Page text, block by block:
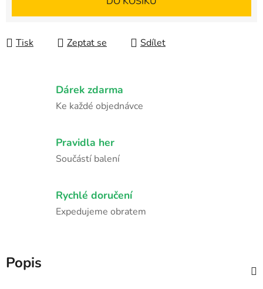
Tisk Zeptat se Sdílet
Dárek zdarma
Ke každé objednávce
Pravidla her
Součástí balení
Rychlé doručení
Expedujeme obratem
Popis